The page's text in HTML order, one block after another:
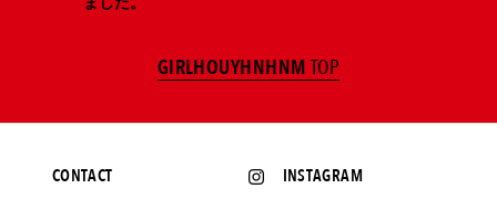
GIRLHOUYHNHNM TOP
INSTAGRAM
CONTACT